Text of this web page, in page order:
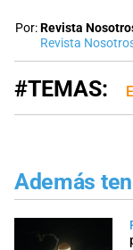
Por:Revista
Revista
#TEMAS:
Además